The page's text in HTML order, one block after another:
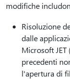
modifiche
Risoluzione
dalle
Microsoft
precedenti
l'apertura di